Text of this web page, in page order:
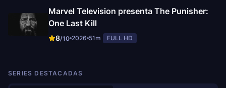
Marvel Television presenta The Punisher:
One Last Kill
8/10 2026 51m FULL HD
SERIES DESTACADAS